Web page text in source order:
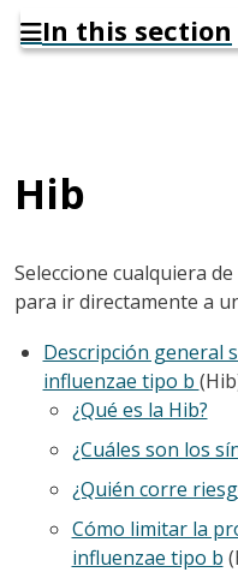
In this section
Hib
Seleccione cualquiera
para ir directamente a
Descripción general
influenzae tipo b
¿Qué es la Hib?
¿Cuáles son los
¿Quién corre
Cómo limitar la
influenzae tipo b